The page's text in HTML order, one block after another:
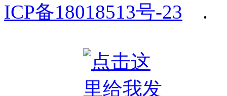
ICP备18018513号-23 .